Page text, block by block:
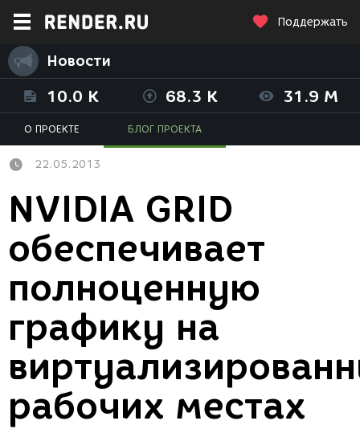
Поддержать
Новости
10.0 K 68.3 K 31.9 M
О ПРОЕКТЕ БЛОГ ПРОЕКТА
22.05.2013
NVIDIA GRID
обеспечивает
полноценную
графику на
рабочих местах